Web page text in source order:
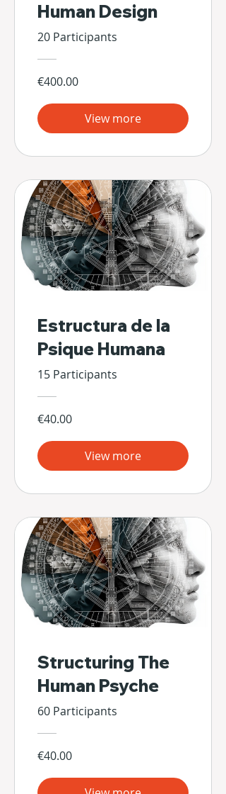
Human Design
20 Participants
€400.00
View more
Estructura de la
Psique Humana
15 Participants
€40.00
View more
Structuring The
Human Psyche
60 Participants
€40.00